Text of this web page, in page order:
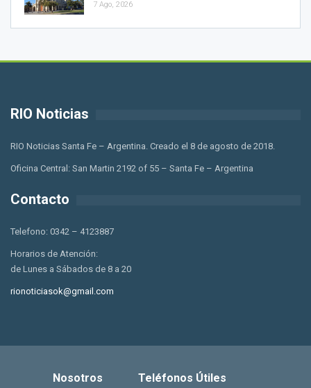
7 Ago, 2026
RIO Noticias
RIO Noticias Santa Fe – Argentina. Creado el 8 de agosto de 2018.
Oficina Central: San Martin 2192 of 55 – Santa Fe – Argentina
Contacto
Telefono: 0342 – 4123887
Horarios de Atención:
de Lunes a Sábados de 8 a 20
rionoticiasok@gmail.com
Nosotros Teléfonos Útiles